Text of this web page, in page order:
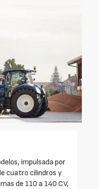
impulsada por
cuatro cilindros y
de 110 a 140 CV,